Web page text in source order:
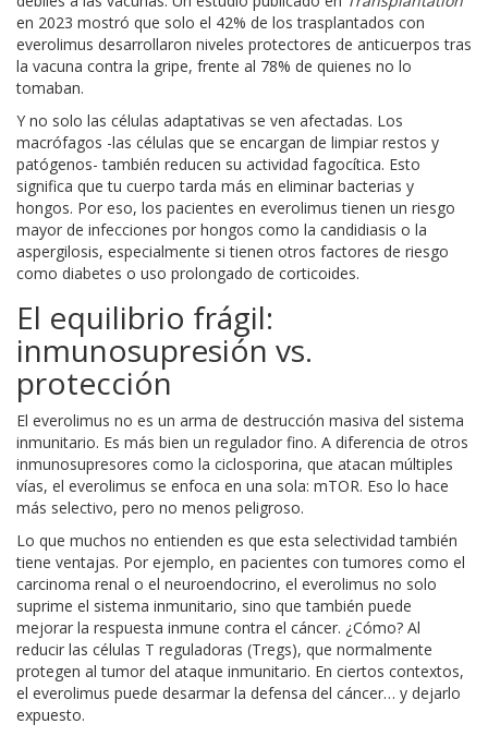
en 2023 mostró que solo el 42% de los trasplantados con
everolimus desarrollaron niveles protectores de anticuerpos tras
la vacuna contra la gripe, frente al 78% de quienes no lo
tomaban.
Y no solo las células adaptativas se ven afectadas. Los
macrófagos -las células que se encargan de limpiar restos y
patógenos- también reducen su actividad fagocítica. Esto
significa que tu cuerpo tarda más en eliminar bacterias y
hongos. Por eso, los pacientes en everolimus tienen un riesgo
mayor de infecciones por hongos como la candidiasis o la
aspergilosis, especialmente si tienen otros factores de riesgo
como diabetes o uso prolongado de corticoides.
El equilibrio frágil:
inmunosupresión vs.
protección
El everolimus no es un arma de destrucción masiva del sistema
inmunitario. Es más bien un regulador fino. A diferencia de otros
inmunosupresores como la ciclosporina, que atacan múltiples
vías, el everolimus se enfoca en una sola: mTOR. Eso lo hace
más selectivo, pero no menos peligroso.
Lo que muchos no entienden es que esta selectividad también
tiene ventajas. Por ejemplo, en pacientes con tumores como el
carcinoma renal o el neuroendocrino, el everolimus no solo
suprime el sistema inmunitario, sino que también puede
mejorar la respuesta inmune contra el cáncer. ¿Cómo? Al
reducir las células T reguladoras (Tregs), que normalmente
protegen al tumor del ataque inmunitario. En ciertos contextos,
el everolimus puede desarmar la defensa del cáncer… y dejarlo
expuesto.